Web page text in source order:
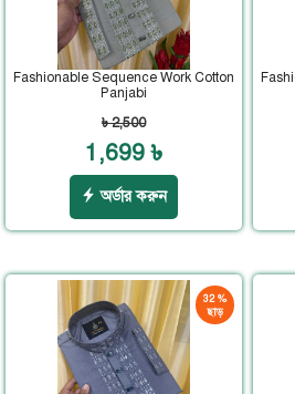
Fashionable Sequence Work Cotton
Panjabi
৳ 2,500
1,699 ৳
অর্ডার করুন
32 %
ছাড়